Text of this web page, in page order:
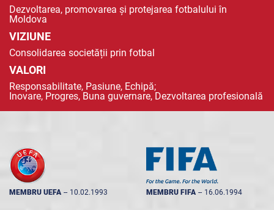
Dezvoltarea, promovarea și protejarea fotbalului în
Moldova
VIZIUNE
Consolidarea societății prin fotbal
VALORI
Responsabilitate, Pasiune, Echipă;
Inovare, Progres, Buna guvernare, Dezvoltarea profesională
MEMBRU UEFA -- 10.02.1993 MEMBRU FIFA -- 16.06.1994